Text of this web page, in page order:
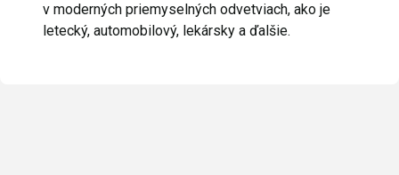
v moderných priemyselných odvetviach, ako je
letecký, automobilový, lekársky a ďalšie.